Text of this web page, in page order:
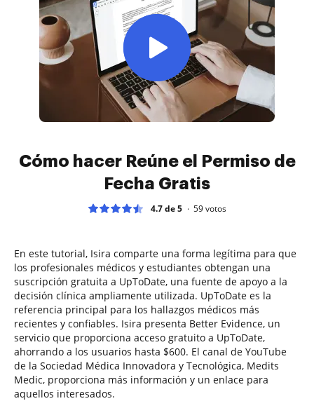
Cómo hacer Reúne el Permiso de
Fecha Gratis
4.7 de 5 59votos
En este tutorial, Isira comparte una forma legítima para que
los profesionales médicos y estudiantes obtengan una
suscripción gratuita a UpToDate, una fuente de apoyo a la
decisión clínica ampliamente utilizada. UpToDate es la
referencia principal para los hallazgos médicos más
recientes y confiables. Isira presenta Better Evidence, un
servicio que proporciona acceso gratuito a UpToDate,
ahorrando a los usuarios hasta $600. El canal de YouTube
de la Sociedad Médica Innovadora y Tecnológica, Medits
Medic, proporciona más información y un enlace para
aquellos interesados.